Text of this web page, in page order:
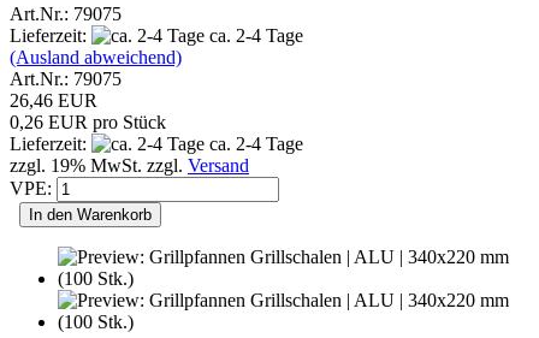
Art.Nr.: 79075
Lieferzeit:
ca. 2-4 Tage
(Ausland abweichend)
Art.Nr.: 79075
26,46 EUR
0,26 EUR pro Stück
Lieferzeit:
ca. 2-4 Tage
zzgl. 19% MwSt. zzgl. Versand
VPE:
In den Warenkorb